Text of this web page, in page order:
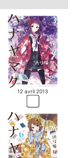
12 avril 2013